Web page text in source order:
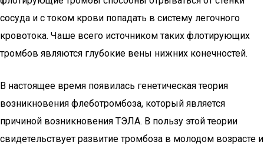
сосуда и с током крови попадать в систему легочного
кровотока. Чаше всего источником таких флотирующих
тромбов являются глубокие вены нижних конечностей.
В настоящее время появилась генетическая теория
возникновения флеботромбоза, который является
причиной возникновения ТЭЛА. В пользу этой теории
свидетельствует развитие тромбоза в молодом возрасте и